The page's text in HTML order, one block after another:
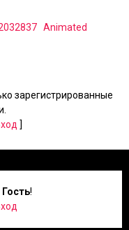
Animated
зарегистрированные
]
Гость!